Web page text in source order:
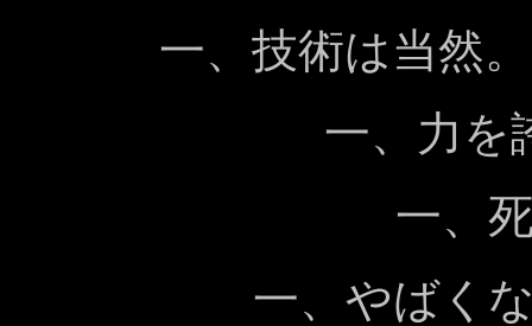
一、技術は当然
一、力を
一、
一、やばく